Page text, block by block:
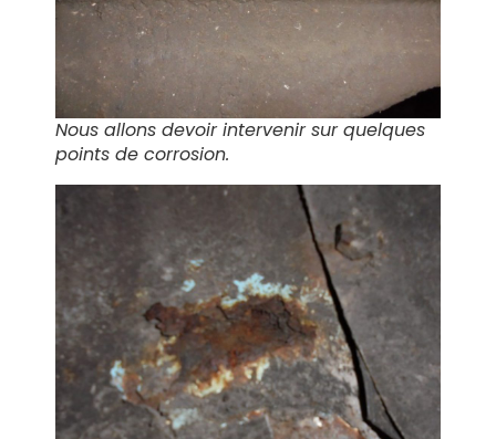
Nous allons devoir intervenir sur quelques
points de corrosion.